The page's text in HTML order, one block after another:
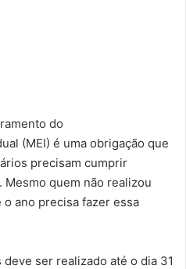
do
(MEI) é uma obrigação que
precisam cumprir
quem não realizou
ano precisa fazer essa
ser realizado até o dia 31